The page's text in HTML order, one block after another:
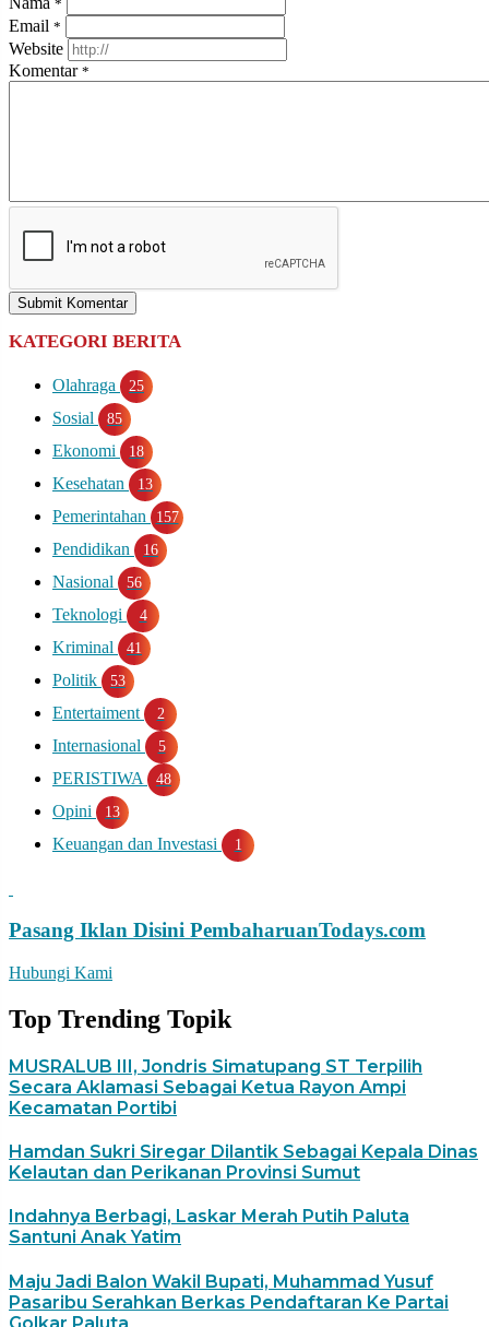
*
Email *
Website
Komentar *
Submit Komentar
KATEGORI BERITA
Olahraga 25
Sosial 85
Ekonomi 18
Kesehatan 13
Pemerintahan 157
Pendidikan 16
Nasional 56
Teknologi 4
Kriminal 41
Politik 53
Entertaiment 2
Internasional 5
PERISTIWA 48
Opini 13
Keuangan dan Investasi 1
Pasang Iklan Disini PembaharuanTodays.com
Hubungi Kami
Top Trending Topik
MUSRALUB III, Jondris Simatupang ST Terpilih
Secara Aklamasi Sebagai Ketua Rayon Ampi
Kecamatan Portibi
Hamdan Sukri Siregar Dilantik Sebagai Kepala Dinas
Kelautan dan Perikanan Provinsi Sumut
Indahnya Berbagi, Laskar Merah Putih Paluta
Santuni Anak Yatim
Maju Jadi Balon Wakil Bupati, Muhammad Yusuf
Pasaribu Serahkan Berkas Pendaftaran Ke Partai
Golkar Paluta